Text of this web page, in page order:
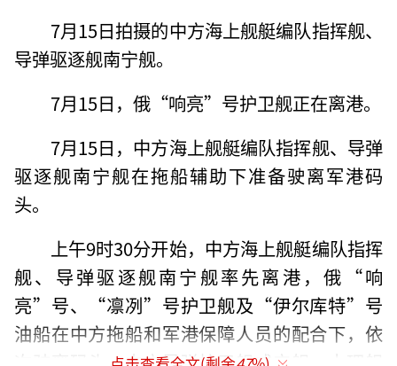
7月15日拍摄的中方海上舰艇编队指挥舰、
导弹驱逐舰南宁舰。
7月15日，俄“响亮”号护卫舰正在离港。
7月15日，中方海上舰艇编队指挥舰、导弹
驱逐舰南宁舰在拖船辅助下准备驶离军港码
头。
上午9时30分开始，中方海上舰艇编队指挥
舰、导弹驱逐舰南宁舰率先离港，俄“响
亮”号、“凛冽”号护卫舰及“伊尔库特”号
油船在中方拖船和军港保障人员的配合下，依